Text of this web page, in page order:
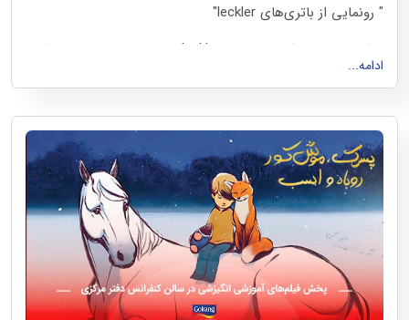
‌‌" رونمایی از باتری‌های leckler"
مراسم رونمایی از باتری‌های leckler، در نیمه دوم دی ماه ۱۴۰۳
همزمان با ساختمان مرکزی گروه صنعتی گلرنگ، در تمامی شعب
گلرنگ پخش در سراسر ایران برگزار گردید.
ادامه...